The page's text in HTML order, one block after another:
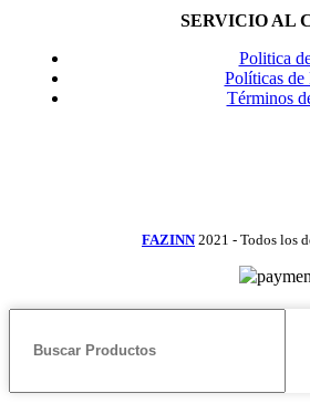
SERVICIO AL
Politica
Políticas de
Términos
FAZINN 2021 - Todos los